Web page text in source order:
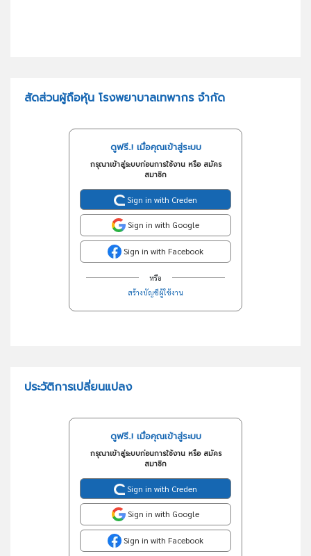
สัดส่วนผู้ถือหุ้น โรงพยาบาลเทพากร จำกัด
ดูฟรี..! เมื่อคุณเข้าสู่ระบบ
กรุณาเข้าสู่ระบบก่อนการใช้งาน หรือ สมัคร
สมาชิก
Sign in with Creden
Sign in with Google
Sign in with Facebook
หรือ
สร้างบัญชีผู้ใช้งาน
ประวัติการเปลี่ยนแปลง
ดูฟรี..! เมื่อคุณเข้าสู่ระบบ
กรุณาเข้าสู่ระบบก่อนการใช้งาน หรือ สมัคร
สมาชิก
Sign in with Creden
Sign in with Google
Sign in with Facebook